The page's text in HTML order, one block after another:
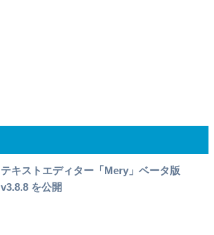
テキストエディター「Mery」ベータ版
v3.8.8 を公開